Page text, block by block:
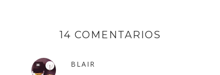
14 COMENTARIOS
BLAIR